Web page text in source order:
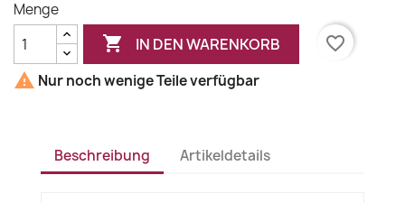
Menge
 IN DEN WARENKORB
favorite_border
 Nur noch wenige Teile verfügbar
Beschreibung Artikeldetails